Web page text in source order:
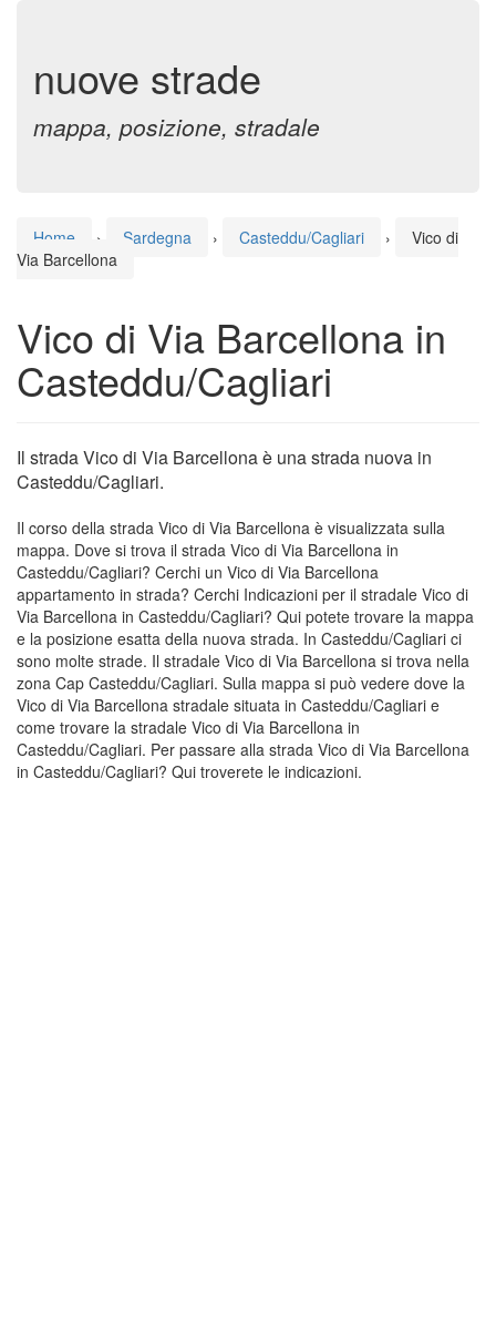
nuove strade
mappa, posizione, stradale
Home › Sardegna › Casteddu/Cagliari ›
Vico di
Via Barcellona
Vico di Via Barcellona in
Casteddu/Cagliari
Il strada Vico di Via Barcellona è una strada nuova in
Casteddu/Cagliari.
Il corso della strada Vico di Via Barcellona è visualizzata sulla
mappa. Dove si trova il strada Vico di Via Barcellona in
Casteddu/Cagliari? Cerchi un Vico di Via Barcellona
appartamento in strada? Cerchi Indicazioni per il stradale Vico di
Via Barcellona in Casteddu/Cagliari? Qui potete trovare la mappa
e la posizione esatta della nuova strada. In Casteddu/Cagliari ci
sono molte strade. Il stradale Vico di Via Barcellona si trova nella
zona Cap Casteddu/Cagliari. Sulla mappa si può vedere dove la
Vico di Via Barcellona stradale situata in Casteddu/Cagliari e
come trovare la stradale Vico di Via Barcellona in
Casteddu/Cagliari. Per passare alla strada Vico di Via Barcellona
in Casteddu/Cagliari? Qui troverete le indicazioni.